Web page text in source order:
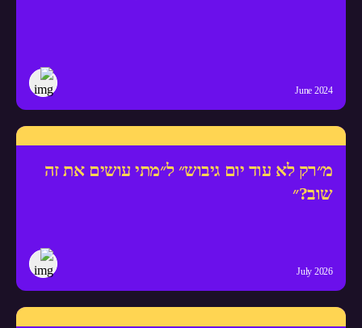
June 2024
מ״רק לא עוד יום גיבוש״ ל״מתי עושים את זה
שוב?״
July 2026